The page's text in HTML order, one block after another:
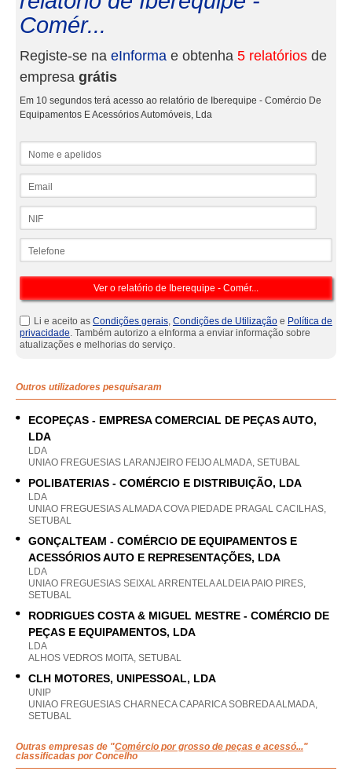
Comér...
Registe-se na eInforma e obtenha 5 relatórios de
empresa grátis
Em 10 segundos terá acesso ao relatório de Iberequipe - Comércio De
Equipamentos E Acessórios Automóveis, Lda
Li e aceito as Condições gerais, Condições de Utilização e Política de
privacidade. Também autorizo a eInforma a enviar informação sobre
atualizações e melhorias do serviço.
Outros utilizadores pesquisaram
ECOPEÇAS - EMPRESA COMERCIAL DE PEÇAS AUTO,
LDA
LDA
UNIAO FREGUESIAS LARANJEIRO FEIJO ALMADA, SETUBAL
POLIBATERIAS - COMÉRCIO E DISTRIBUIÇÃO, LDA
LDA
UNIAO FREGUESIAS ALMADA COVA PIEDADE PRAGAL CACILHAS,
SETUBAL
GONÇALTEAM - COMÉRCIO DE EQUIPAMENTOS E
ACESSÓRIOS AUTO E REPRESENTAÇÕES, LDA
LDA
UNIAO FREGUESIAS SEIXAL ARRENTELA ALDEIA PAIO PIRES,
SETUBAL
RODRIGUES COSTA & MIGUEL MESTRE - COMÉRCIO DE
PEÇAS E EQUIPAMENTOS, LDA
LDA
ALHOS VEDROS MOITA, SETUBAL
CLH MOTORES, UNIPESSOAL, LDA
UNIP
UNIAO FREGUESIAS CHARNECA CAPARICA SOBREDA ALMADA,
SETUBAL
Outras empresas de "Comércio por grosso de peças e acessó..."
classificadas por Concelho